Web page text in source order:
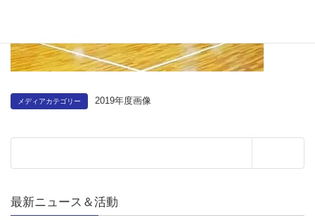
メディアカテゴリー 2019年度画像
最新ニュース＆活動